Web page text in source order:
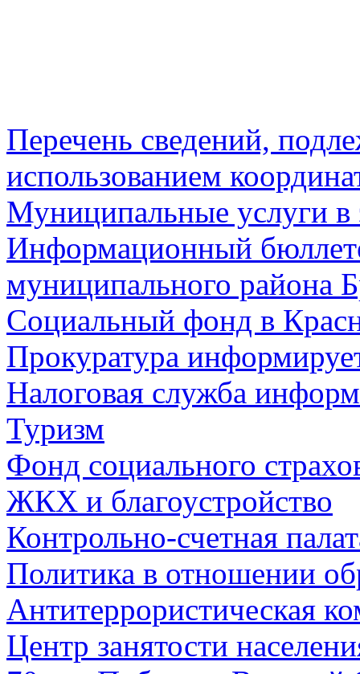
Перечень сведений,
использованием
Муниципальные услуги в
Информационный
муниципального района
Социальный фонд в
Прокуратура
Налоговая служба
Туризм
Фонд социального
ЖКХ и благоустройство
Контрольно-счетная
Политика в отношении
Антитеррористическая
Центр занятости